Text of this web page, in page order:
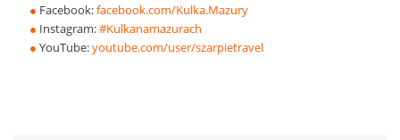
● Facebook:facebook.com/Kulka.Mazury
● Instagram:#Kulkanamazurach
● YouTube:youtube.com/user/szarpietravel